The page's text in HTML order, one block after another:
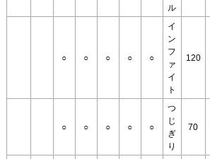
ル
○ ○ ○ ○ ○
イ
ン
フ
ァ
イ
ト
120
○ ○ ○ ○ ○
つ
じ
ぎ
り
70